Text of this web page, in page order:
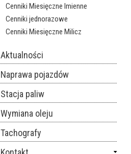
Cenniki Miesięczne Imienne
Cenniki jednorazowe
Cenniki Miesięczne Milicz
Aktualności
Naprawa pojazdów
Stacja paliw
Wymiana oleju
Tachografy